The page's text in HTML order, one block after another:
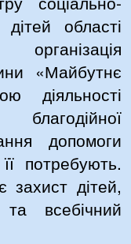
дітей області
«Майбутнє
діяльності
допомоги
потребують.
захист дітей,
та всебічний